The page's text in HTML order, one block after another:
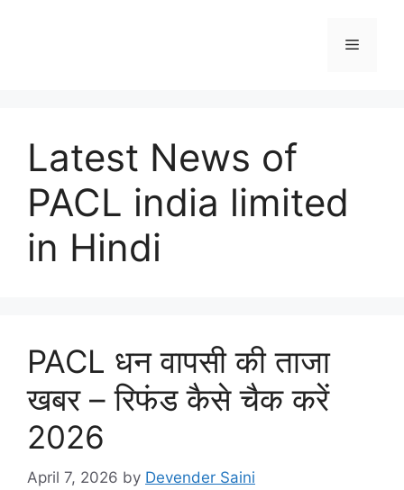
Menu
Latest News of
PACL india limited
in Hindi
PACL धन वापसी की ताजा
खबर – रिफंड कैसे चैक करें
2026
April 7, 2026 by Devender Saini